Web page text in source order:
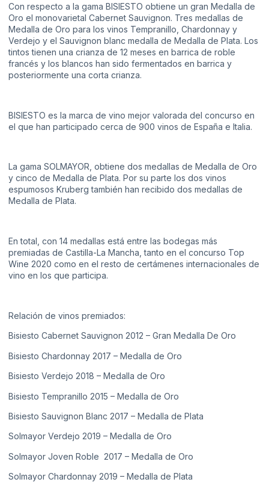
Con respecto a la gama BISIESTO obtiene un gran Medalla de
Oro el monovarietal Cabernet Sauvignon. Tres medallas de
Medalla de Oro para los vinos Tempranillo, Chardonnay y
Verdejo y el Sauvignon blanc medalla de Medalla de Plata. Los
tintos tienen una crianza de 12 meses en barrica de roble
francés y los blancos han sido fermentados en barrica y
posteriormente una corta crianza.
BISIESTO es la marca de vino mejor valorada del concurso en
el que han participado cerca de 900 vinos de España e Italia.
La gama SOLMAYOR, obtiene dos medallas de Medalla de Oro
y cinco de Medalla de Plata. Por su parte los dos vinos
espumosos Kruberg también han recibido dos medallas de
Medalla de Plata.
En total, con 14 medallas está entre las bodegas más
premiadas de Castilla-La Mancha, tanto en el concurso Top
Wine 2020 como en el resto de certámenes internacionales de
vino en los que participa.
Relación de vinos premiados:
Bisiesto Cabernet Sauvignon 2012 – Gran Medalla De Oro
Bisiesto Chardonnay 2017 – Medalla de Oro
Bisiesto Verdejo 2018 – Medalla de Oro
Bisiesto Tempranillo 2015 – Medalla de Oro
Bisiesto Sauvignon Blanc 2017 – Medalla de Plata
Solmayor Verdejo 2019 – Medalla de Oro
Solmayor Joven Roble 2017 – Medalla de Oro
Solmayor Chardonnay 2019 – Medalla de Plata